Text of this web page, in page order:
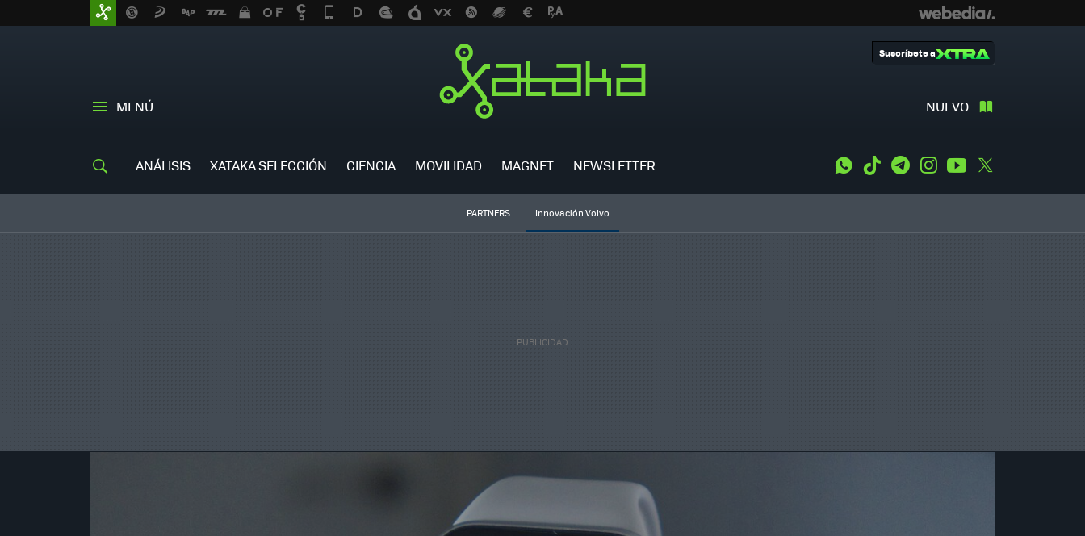
MENÚ NUEVO
Suscríbete a
ANÁLISIS XATAKA SELECCIÓN CIENCIA MOVILIDAD MAGNET NEWSLETTER WhatsApp
Tiktok TelegramInstagramYoutube
PARTNERS Innovación Volvo